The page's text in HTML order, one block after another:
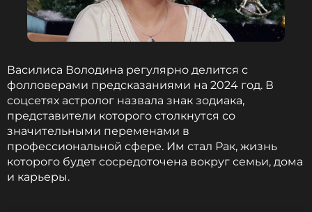
Василиса Володина регулярно делится с
фолловерами предсказаниями на 2024 год. В
соцсетях астролог назвала знак зодиака,
представители которого столкнутся со
значительными переменами в
профессиональной сфере. Им стал Рак, жизнь
которого будет сосредоточена вокруг семьи, дома
и карьеры.